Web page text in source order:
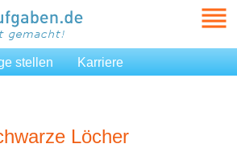
stellen Karriere
Löcher